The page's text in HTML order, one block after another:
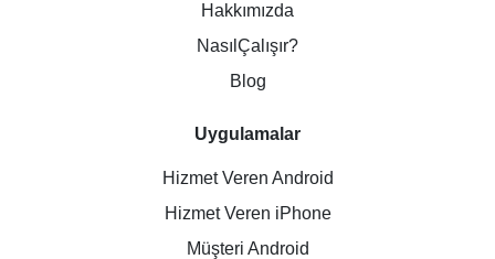
Hakkımızda
NasılÇalışır?
Blog
Uygulamalar
Hizmet Veren Android
Hizmet Veren iPhone
Müşteri Android